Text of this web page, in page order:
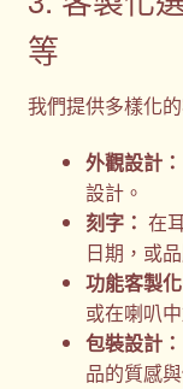
等
我們提供多樣化
外觀設計：
設計。
刻字： 在
日期，或
功能客製化
或在喇叭
包裝設計：
品的質感